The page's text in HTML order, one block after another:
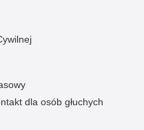
dla osób głuchych